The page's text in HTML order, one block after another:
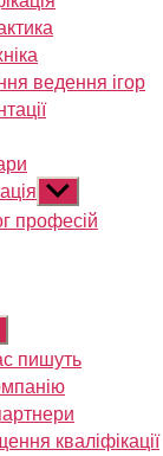
ведення ігор
Показати
підменю
професій
пишуть
кваліфікації